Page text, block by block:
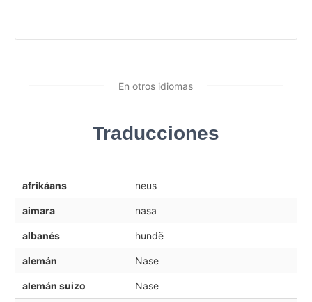
En otros idiomas
Traducciones
afrikáans neus
aimara nasa
albanés hundë
alemán Nase
alemán suizo Nase